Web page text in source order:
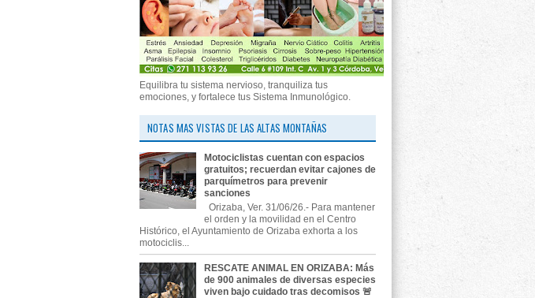
Equilibra tu sistema nervioso, tranquiliza tus
emociones, y fortalece tus Sistema Inmunológico.
NOTAS MAS VISTAS DE LAS ALTAS MONTAÑAS
Motociclistas cuentan con espacios
gratuitos; recuerdan evitar cajones de
parquímetros para prevenir
sanciones
Orizaba, Ver. 31/06/26.- Para mantener
el orden y la movilidad en el Centro
Histórico, el Ayuntamiento de Orizaba exhorta a los
motociclis...
RESCATE ANIMAL EN ORIZABA: Más
de 900 animales de diversas especies
viven bajo cuidado tras decomisos 🚨